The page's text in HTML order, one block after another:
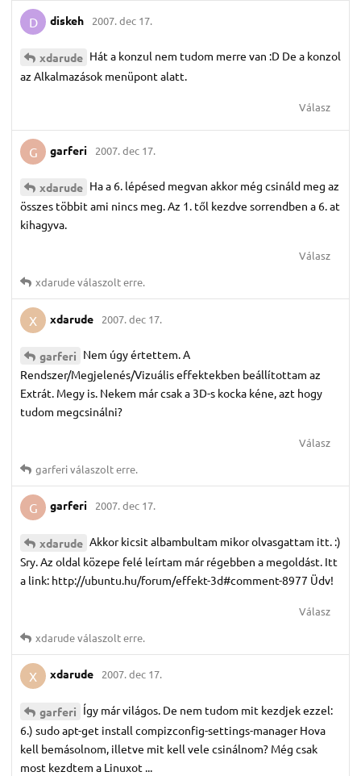
D diskeh 2007. dec 17.
xdarude Hát a konzul nem tudom merre van :D De a konzol
az Alkalmazások menüpont alatt.
Válasz
G garferi 2007. dec 17.
xdarude Ha a 6. lépésed megvan akkor még csináld meg az
összes többit ami nincs meg. Az 1. től kezdve sorrendben a 6. at
kihagyva.
Válasz
xdarudeválaszolt erre.
X xdarude 2007. dec 17.
garferi Nem úgy értettem. A
Rendszer/Megjelenés/Vizuális effektekben beállítottam az
Extrát. Megy is. Nekem már csak a 3D-s kocka kéne, azt hogy
tudom megcsinálni?
Válasz
garferiválaszolt erre.
G garferi 2007. dec 17.
xdarude Akkor kicsit albambultam mikor olvasgattam itt. :)
Sry. Az oldal közepe felé leírtam már régebben a megoldást. Itt
a link: http://ubuntu.hu/forum/effekt-3d#comment-8977 Üdv!
Válasz
xdarudeválaszolt erre.
X xdarude 2007. dec 17.
garferi Így már világos. De nem tudom mit kezdjek ezzel:
6.) sudo apt-get install compizconfig-settings-manager Hova
kell bemásolnom, illetve mit kell vele csinálnom? Még csak
most kezdtem a Linuxot ...